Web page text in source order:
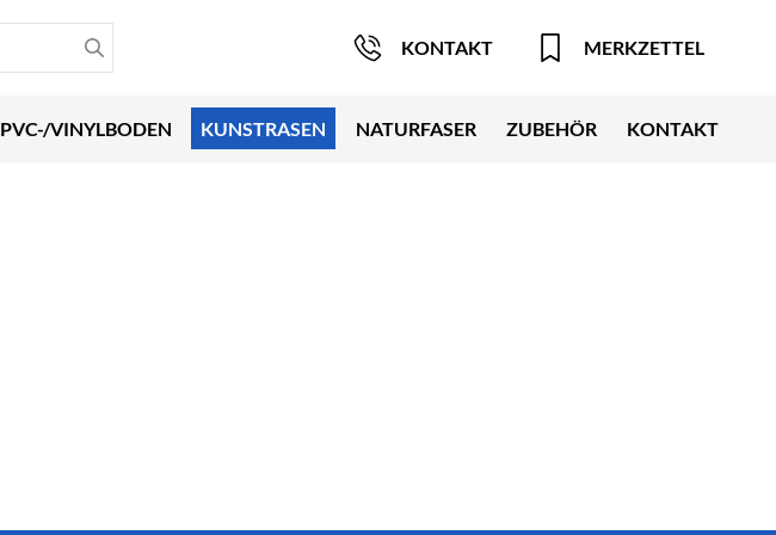
KONTAKT MERKZETTEL
PVC-/VINYLBODEN KUNSTRASEN NATURFASER ZUBEHÖR KONTAKT